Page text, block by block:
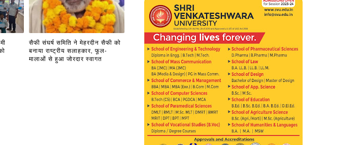
सैफी संघर्ष समिति ने मेहरदीन सैफी को
बनाया राष्ट्रीय सलाहकार, फूल-
मालाओं से हुआ जोरदार स्वागत